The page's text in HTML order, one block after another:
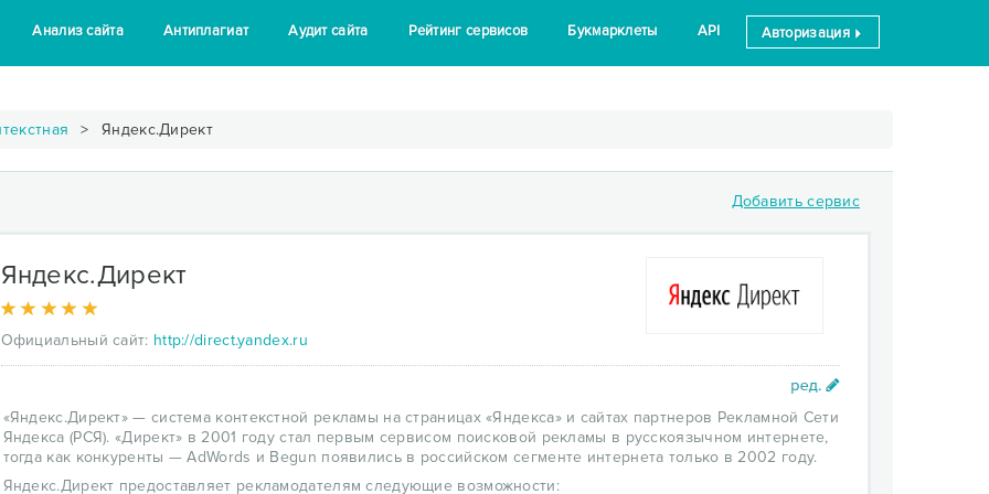
Анализ сайта Антиплагиат Аудит сайта Рейтинг сервисов Букмарклеты API Авторизация
Яндекс.Директ
Добавить сервис
Яндекс.Директ
Официальный сайт: http://direct.yandex.ru
«Яндекс.Директ» — система контекстной рекламы на страницах «Яндекса» и сайтах партнеров Рекламной Сети
Яндекса (РСЯ). «Директ» в 2001 году стал первым сервисом поисковой рекламы в русскоязычном интернете,
тогда как конкуренты — AdWords и Begun появились в российском сегменте интернета только в 2002 году.
Яндекс.Директ предоставляет рекламодателям следующие возможности: